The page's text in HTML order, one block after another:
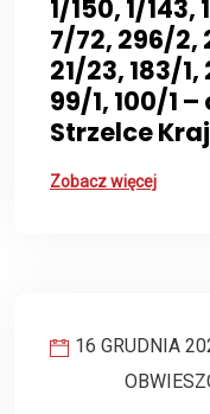
1/150, 1/
7/72, 296/2,
21/23, 183/1,
99/1, 100/1
Strzelce
Zobacz więcej
16 GRUDNIA